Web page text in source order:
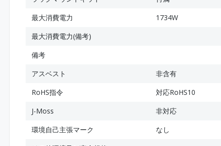
最大消費電力
1734W
最大消費電力(備考)
備考
アスベスト
非含有
RoHS指令
対応RoHS10
J-Moss
非対応
環境自己主張マーク
なし